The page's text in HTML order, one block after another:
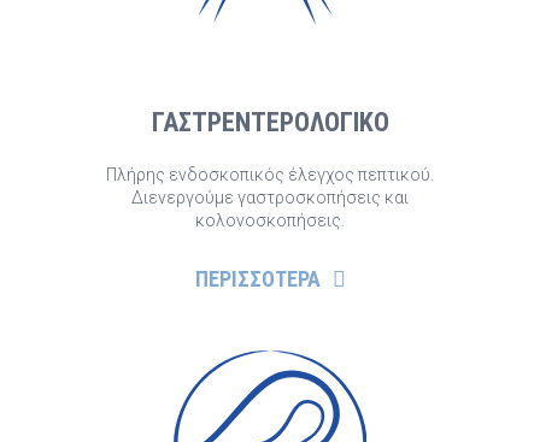
ΓΑΣΤΡΕΝΤΕΡΟΛΟΓΙΚΟ
Πλήρης ενδοσκοπικός έλεγχος πεπτικού.
Διενεργούμε γαστροσκοπήσεις και
κολονοσκοπήσεις.
ΠΕΡΙΣΣΟΤΕΡΑ